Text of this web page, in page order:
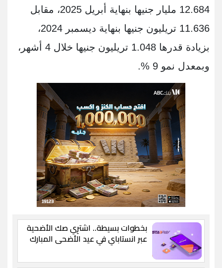
12.684 مليار جنيها بنهاية أبريل 2025، مقابل
11.636 تريليون جنيها بنهاية ديسمبر 2024،
بزيادة قدرها 1.048 تريليون جنيها خلال 4 أشهر،
وبمعدل نمو 9 %.
بخطوات بسيطة.. اشترِي صك الأضحية
عبر انستاباي في عيد الأضحى المبارك